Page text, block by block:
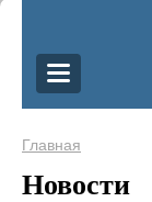
Главная
Новости